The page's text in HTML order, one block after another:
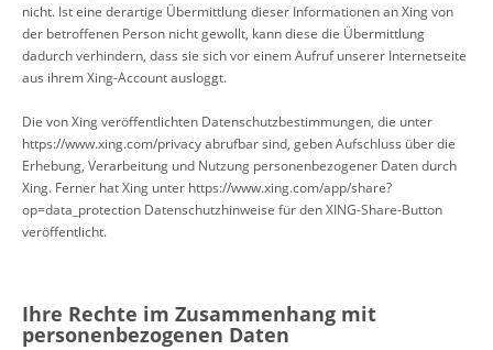
nicht. Ist eine derartige Übermittlung dieser Informationen an Xing von
der betroffenen Person nicht gewollt, kann diese die Übermittlung
dadurch verhindern, dass sie sich vor einem Aufruf unserer Internetseite
aus ihrem Xing-Account ausloggt.
Die von Xing veröffentlichten Datenschutzbestimmungen, die unter
https://www.xing.com/privacyabrufbar sind, geben Aufschluss über die
Erhebung, Verarbeitung und Nutzung personenbezogener Daten durch
Xing. Ferner hat Xing unter https://www.xing.com/app/share?
op=data_protection Datenschutzhinweise für den XING-Share-Button
veröffentlicht.
Ihre Rechte im Zusammenhang mit
personenbezogenen Daten